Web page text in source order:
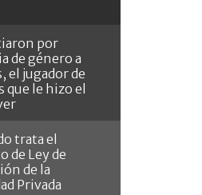
por
de género a
el jugador de
que le hizo el
trata el
de Ley de
de la
Privada